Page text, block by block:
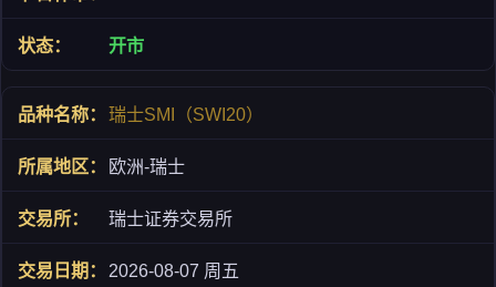
开市
瑞士SMI（SWI20）
欧洲-瑞士
瑞士证券交易所
2026-08-07 周五